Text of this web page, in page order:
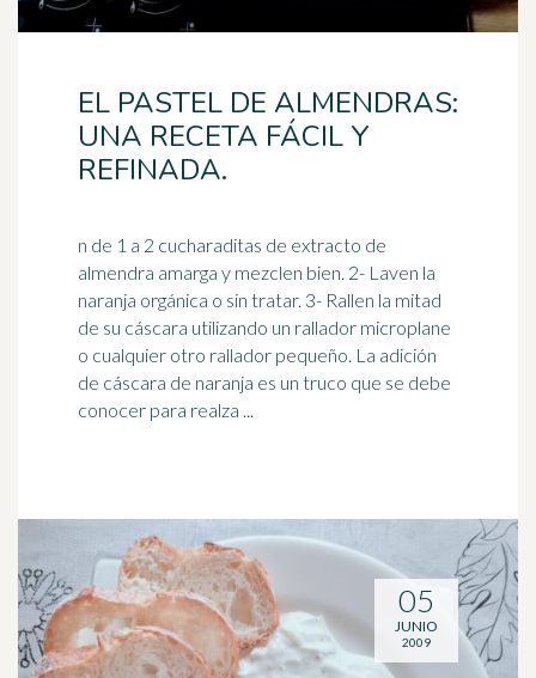
EL PASTEL DE ALMENDRAS:
UNA RECETA FÁCIL Y
REFINADA.
n de 1 a 2 cucharaditas de extracto de
almendra amarga y mezclen bien. 2- Laven la
naranja orgánica o sin tratar. 3- Rallen la mitad
de su cáscara utilizando un rallador microplane
o cualquier otro rallador pequeño. La adición
de cáscara de naranja es un truco que se debe
conocer para realza ...
05
JUNIO
2009